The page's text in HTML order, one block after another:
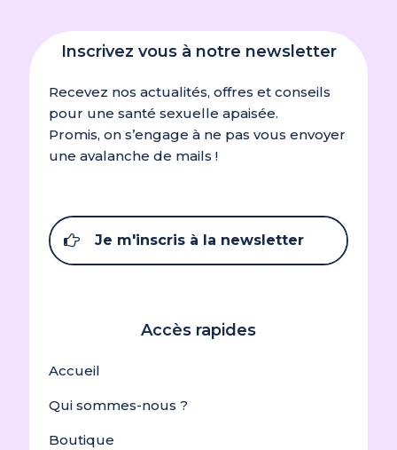
Inscrivez vous à notre newsletter
Recevez nos actualités, offres et conseils
pour une santé sexuelle apaisée.
Promis, on s’engage à ne pas vous envoyer
une avalanche de mails !
Je m'inscris à la newsletter
Accès rapides
Accueil
Qui sommes-nous ?
Boutique